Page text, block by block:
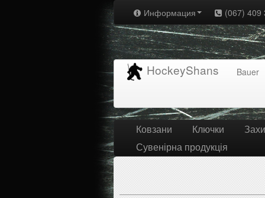
Информация (067) 409
HockeyShans Bauer
Ковзани Ключки
Сувенірна продукція